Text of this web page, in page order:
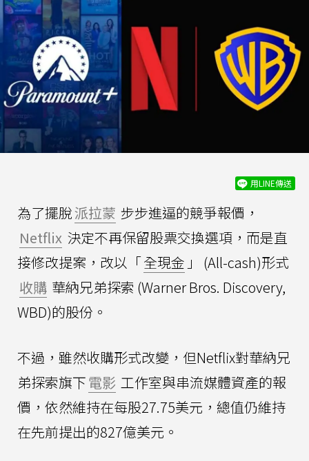
用LINE傳送
為了擺脫派拉蒙 步步進逼的競爭報價，
Netflix 決定不再保留股票交換選項，而是直
接修改提案，改以「全現金 」 (All-cash)形式
收購 華納兄弟探索 (Warner Bros. Discovery,
WBD)的股份。
不過，雖然收購形式改變，但Netflix對華納兄
弟探索旗下電影 工作室與串流媒體資產的報
價，依然維持在每股27.75美元，總值仍維持
在先前提出的827億美元。